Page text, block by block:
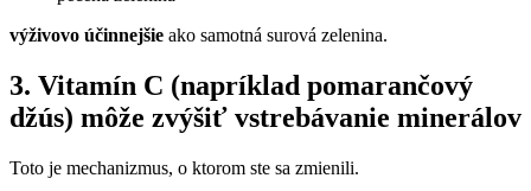
výživovo účinnejšie ako samotná surová zelenina.
3. Vitamín C (napríklad pomarančový
džús) môže zvýšiť vstrebávanie minerálov
Toto je mechanizmus, o ktorom ste sa zmienili.